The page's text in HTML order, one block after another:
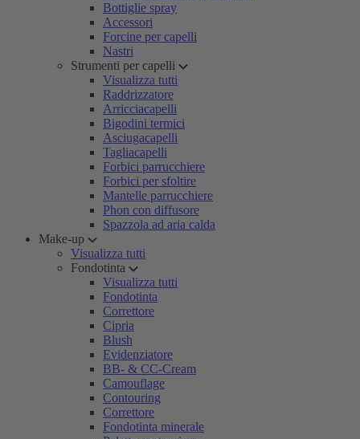
Bottiglie spray
Accessori
Forcine per capelli
Nastri
Strumenti per capelli
Visualizza tutti
Raddrizzatore
Arricciacapelli
Bigodini termici
Asciugacapelli
Tagliacapelli
Forbici parrucchiere
Forbici per sfoltire
Mantelle parrucchiere
Phon con diffusore
Spazzola ad aria calda
Make-up
Visualizza tutti
Fondotinta
Visualizza tutti
Fondotinta
Correttore
Cipria
Blush
Evidenziatore
BB- & CC-Cream
Camouflage
Contouring
Correttore
Fondotinta minerale